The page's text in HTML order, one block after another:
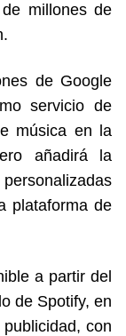
millones de
de Google
servicio de
música en la
añadirá la
plataforma de
a partir del
de Spotify, en
con